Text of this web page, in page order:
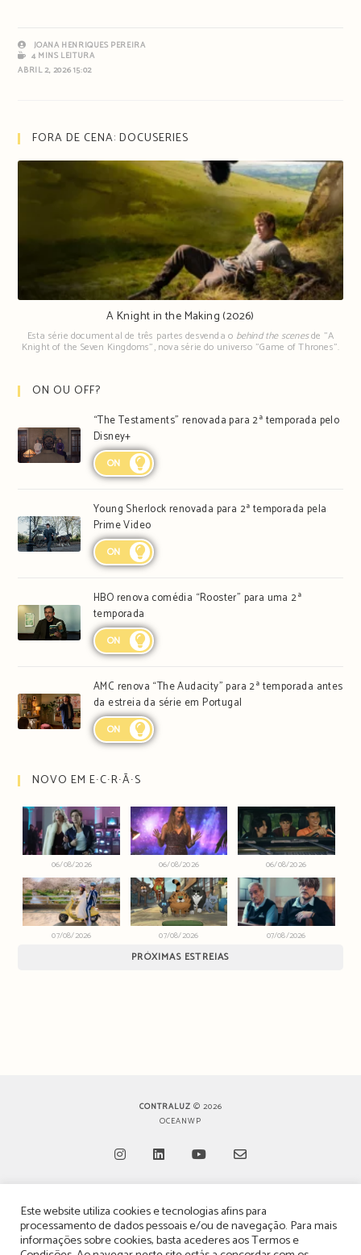
JOANA HENRIQUES PEREIRA
4 MINS LEITURA
ABRIL 2, 2026 15:02
FORA DE CENA: DOCUSERIES
A Knight in the Making (2026)
Esta série documental de três partes desvenda o behind the scenesde "A
Knight of the Seven Kingdoms", nova série do universo "Game of Thrones".
ON OU OFF?
“The Testaments” renovada para 2ª temporada pelo
Disney+
ON
Young Sherlock renovada para 2ª temporada pela
Prime Video
ON
HBO renova comédia “Rooster” para uma 2ª
temporada
ON
AMC renova “The Audacity” para 2ª temporada antes
da estreia da série em Portugal
ON
NOVO EM E∙C∙R∙Ã∙S
06/08/2026 06/08/2026 06/08/2026
07/08/2026 07/08/2026 07/08/2026
PRÓXIMAS ESTREIAS
CONTRALUZ © 2026
OCEANWP
in
a
in
a
in
a
in
a
TERMOS, CONDIÇÕES & POLÍTICA DE PRIVACIDADE
ESTATUTO EDITORIAL
Este website utiliza cookies e tecnologias afins para
processamento de dados pessoais e/ou de navegação. Para mais
informações sobre cookies, basta acederes aosTermos e